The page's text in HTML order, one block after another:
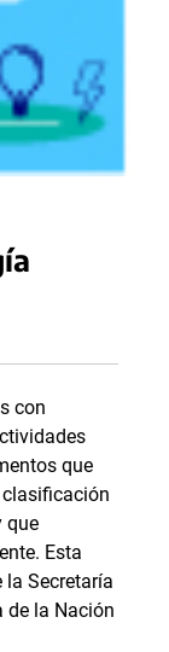
con
que
que
Esta
Secretaría
de la Nación